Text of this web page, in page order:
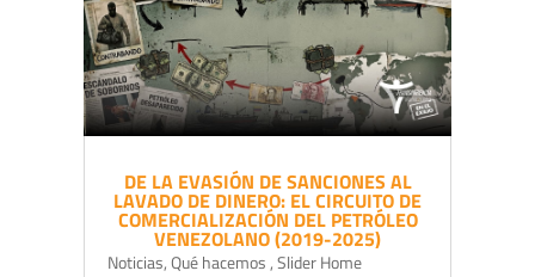
DE LA EVASIÓN DE SANCIONES AL
LAVADO DE DINERO: EL CIRCUITO DE
COMERCIALIZACIÓN DEL PETRÓLEO
VENEZOLANO (2019-2025)
Noticias,Qué hacemos,Slider Home